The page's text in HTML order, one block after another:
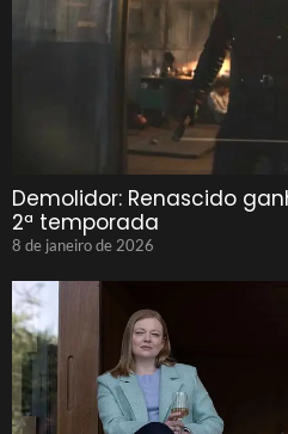
Demolidor: Renascido
2ª temporada
8 de janeiro de 2026